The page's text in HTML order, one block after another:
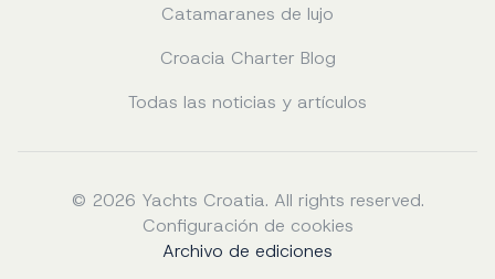
Catamaranes de lujo
Croacia Charter Blog
Todas las noticias y artículos
© 2026 Yachts Croatia. All rights reserved.
Configuración de cookies
Archivo de ediciones